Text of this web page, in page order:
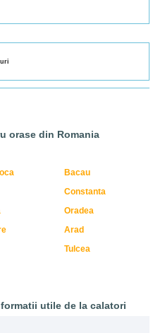
orase din Romania
Bacau
Constanta
Oradea
Arad
Tulcea
utile de la calatori